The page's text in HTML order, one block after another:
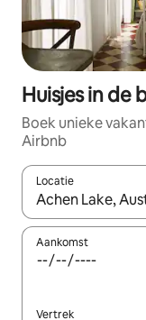
Huisjes in de
Boek unieke
Airbnb
Locatie
Wanneer er
Aankomst
Vertrek